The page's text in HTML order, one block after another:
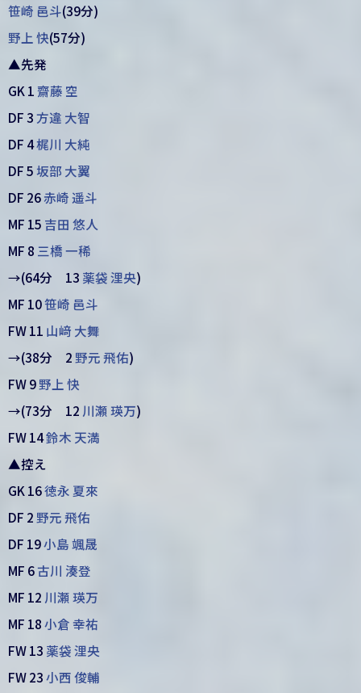
笹崎 邑斗(39分)
野上 快(57分)
▲先発
GK 1齋藤 空
DF 3方違 大智
DF 4梶川 大純
DF 5坂部 大翼
DF 26赤崎 遥斗
MF 15 吉田 悠人
MF 8 三橋 一稀
→(64分 13 薬袋 浬央)
MF 10笹崎 邑斗
FW 11 山﨑 大舞
→(38分 2 野元 飛佑)
FW 9野上 快
→(73分 12 川瀬 瑛万)
FW 14鈴木 天満
▲控え
GK 16徳永 夏來
DF 2 野元 飛佑
DF 19小島 颯晟
MF 6古川 湊登
MF 12 川瀬 瑛万
MF 18小倉 幸祐
FW 13 薬袋 浬央
FW 23小西 俊輔